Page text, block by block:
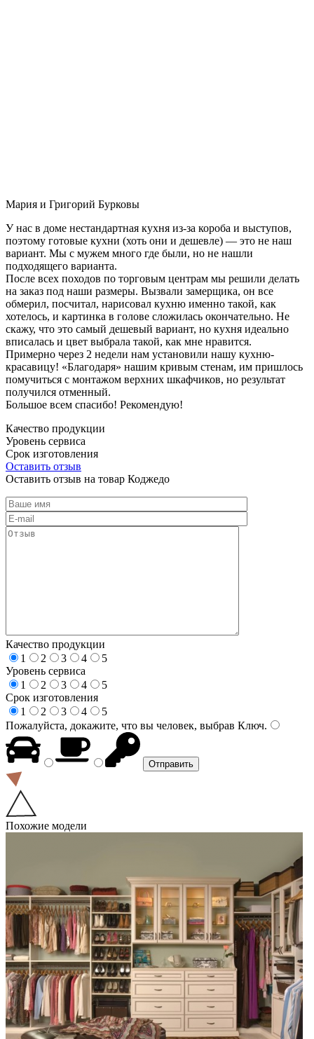
Мария и Григорий Бурковы
У нас в доме нестандартная кухня из-за короба и выступов,
поэтому готовые кухни (хоть они и дешевле) — это не наш
вариант. Мы с мужем много где были, но не нашли
подходящего варианта.
После всех походов по торговым центрам мы решили делать
на заказ под наши размеры. Вызвали замерщика, он все
обмерил, посчитал, нарисовал кухню именно такой, как
хотелось, и картинка в голове сложилась окончательно. Не
скажу, что это самый дешевый вариант, но кухня идеально
вписалась и цвет выбрала такой, как мне нравится.
Примерно через 2 недели нам установили нашу кухню-
красавицу! «Благодаря» нашим кривым стенам, им пришлось
помучиться с монтажом верхних шкафчиков, но результат
получился отменный.
Большое всем спасибо! Рекомендую!
Качество продукции
Уровень сервиса
Срок изготовления
Оставить отзыв
Оставить отзыв на товар Коджедо
Качество продукции
1
2 3 4
5
Уровень сервиса
1
2 3 4
5
Срок изготовления
1
2 3 4
5
Пожалуйста, докажите, что вы человек, выбрав Ключ.
Похожие модели